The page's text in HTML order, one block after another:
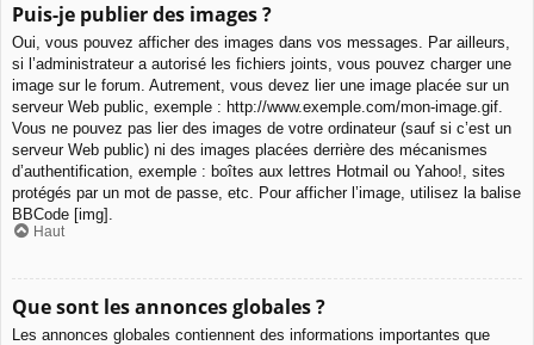
Puis-je publier des images ?
Oui, vous pouvez afficher des images dans vos messages. Par ailleurs,
si l’administrateur a autorisé les fichiers joints, vous pouvez charger une
image sur le forum. Autrement, vous devez lier une image placée sur un
serveur Web public, exemple : http://www.exemple.com/mon-image.gif.
Vous ne pouvez pas lier des images de votre ordinateur (sauf si c’est un
serveur Web public) ni des images placées derrière des mécanismes
d’authentification, exemple : boîtes aux lettres Hotmail ou Yahoo!, sites
protégés par un mot de passe, etc. Pour afficher l’image, utilisez la balise
BBCode [img].
Haut
Que sont les annonces globales ?
Les annonces globales contiennent des informations importantes que